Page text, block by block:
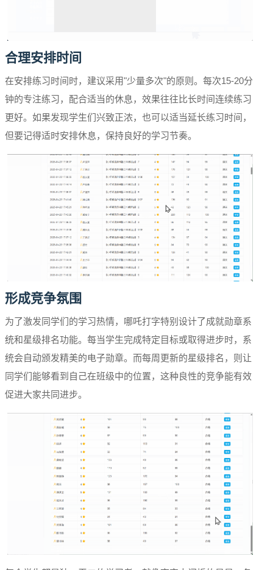
合理安排时间
在安排练习时间时，建议采用"少量多次"的原则。每次15-20分
钟的专注练习，配合适当的休息，效果往往比长时间连续练习
更好。如果发现学生们兴致正浓，也可以适当延长练习时间，
但要记得适时安排休息，保持良好的学习节奏。
形成竞争氛围
为了激发同学们的学习热情，哪吒打字特别设计了成就勋章系
统和星级排名功能。每当学生完成特定目标或取得进步时，系
统会自动颁发精美的电子勋章。而每周更新的星级排名，则让
同学们能够看到自己在班级中的位置，这种良性的竞争能有效
促进大家共同进步。